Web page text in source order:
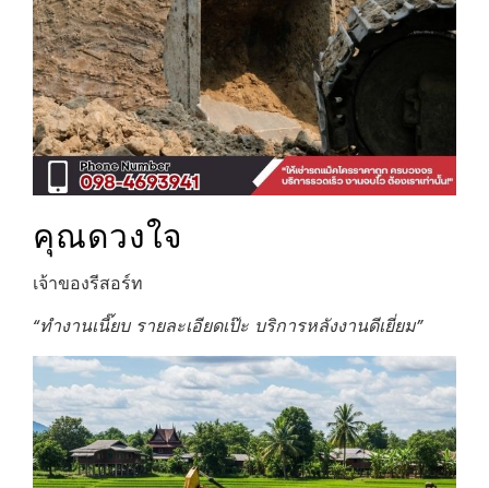
คุณดวงใจ
เจ้าของรีสอร์ท
“ทำงานเนี๊ยบ รายละเอียดเป๊ะ บริการหลังงานดีเยี่ยม”